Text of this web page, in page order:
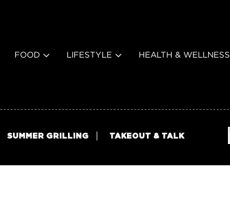
FOOD LIFESTYLE HEALTH & WELLNESS
SUMMER GRILLING TAKEOUT & TALK